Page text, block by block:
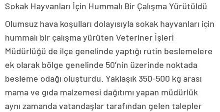
Sokak Hayvanları İçin Hummalı Bir Çalışma Yürütüldü
Olumsuz hava koşulları dolayısıyla sokak hayvanları için
hummalı bir çalışma yürüten Veteriner İşleri
Müdürlüğü de ilçe genelinde yaptığı rutin beslemelere
ek olarak bölge genelinde 50’nin üzerinde noktada
besleme odağı oluşturdu. Yaklaşık 350-500 kg arası
mama ve gıda malzemesi dağıtımı yapan müdürlük
aynı zamanda vatandaşlar tarafından gelen talepler